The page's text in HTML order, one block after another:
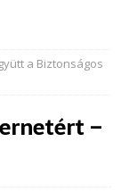
a Biztonságos
–